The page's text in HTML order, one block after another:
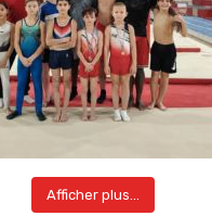
Afficher plus...